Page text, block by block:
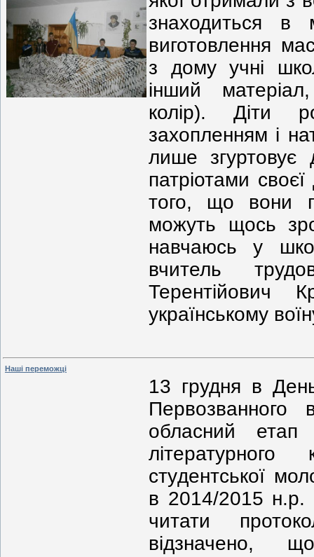
знаходиться в
виготовлення
з дому учні
інший
колір). Діти
захопленням і
лише згуртовує
патріотами
того, що вони
можуть щось
навчаюсь у
вчитель
Терентійович
українському
Наші переможці
13 грудня в
Первозванного
обласний
стyдентської
в 2014/2015 н.р.
читати
відзначено,